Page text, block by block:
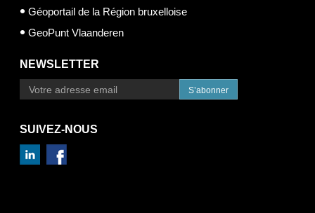
Géoportail de la Région bruxelloise
GeoPunt Vlaanderen
NEWSLETTER
S’abonner
SUIVEZ-NOUS